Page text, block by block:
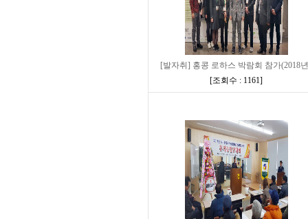
[발자취] 홍콩 로하스 박람회 참가(2018
[조회수 : 1161]